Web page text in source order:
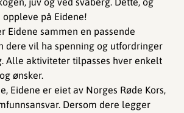
på Eidene!
Eidene sammen en passende
dere vil ha spenning og utfordringer
Alle aktiviteter tilpasses hver enkelt
ønsker.
Eidene er eiet av Norges Røde Kors,
Dersom dere legger